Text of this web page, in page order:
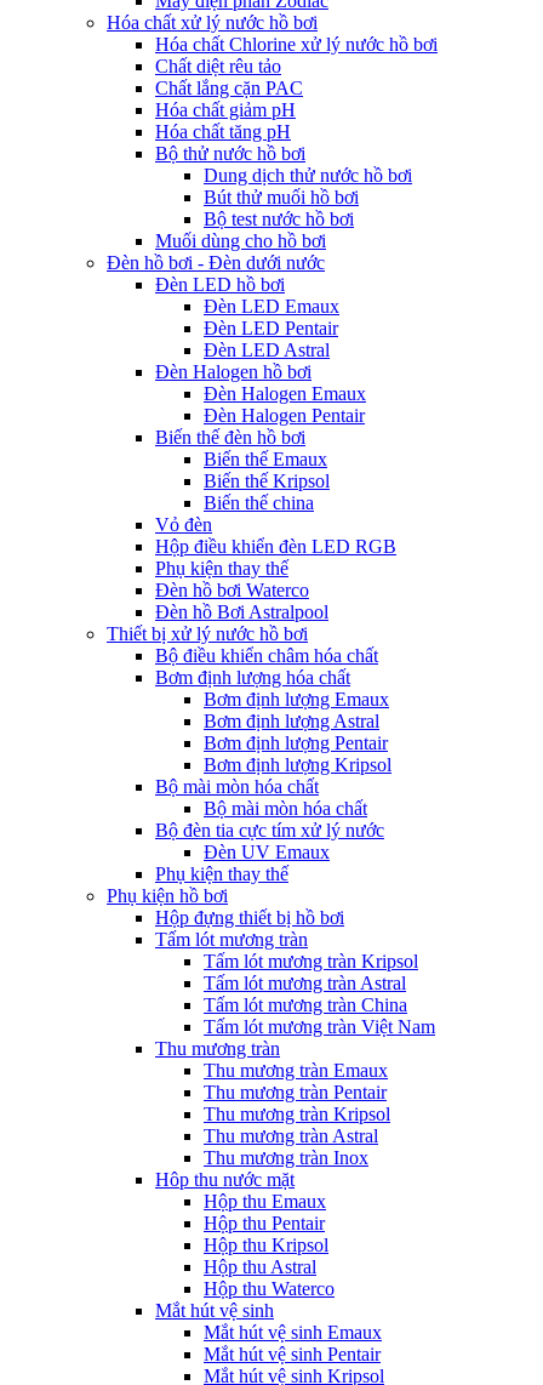
Hóa chất xử lý nước hồ bơi
Hóa chất Chlorine xử lý nước hồ bơi
Chất diệt rêu tảo
Chất lắng cặn PAC
Hóa chất giảm pH
Hóa chất tăng pH
Bộ thử nước hồ bơi
Dung dịch thử nước hồ bơi
Bút thử muối hồ bơi
Bộ test nước hồ bơi
Muối dùng cho hồ bơi
Đèn hồ bơi - Đèn dưới nước
Đèn LED hồ bơi
Đèn LED Emaux
Đèn LED Pentair
Đèn LED Astral
Đèn Halogen hồ bơi
Đèn Halogen Emaux
Đèn Halogen Pentair
Biến thế đèn hồ bơi
Biến thế Emaux
Biến thế Kripsol
Biến thế china
Vỏ đèn
Hộp điều khiển đèn LED RGB
Phụ kiện thay thế
Đèn hồ bơi Waterco
Đèn hồ Bơi Astralpool
Thiết bị xử lý nước hồ bơi
Bộ điều khiển châm hóa chất
Bơm định lượng hóa chất
Bơm định lượng Emaux
Bơm định lượng Astral
Bơm định lượng Pentair
Bơm định lượng Kripsol
Bộ mài mòn hóa chất
Bộ mài mòn hóa chất
Bộ đèn tia cực tím xử lý nước
Đèn UV Emaux
Phụ kiện thay thế
Phụ kiện hồ bơi
Hộp đựng thiết bị hồ bơi
Tấm lót mương tràn
Tấm lót mương tràn Kripsol
Tấm lót mương tràn Astral
Tấm lót mương tràn China
Tấm lót mương tràn Việt Nam
Thu mương tràn
Thu mương tràn Emaux
Thu mương tràn Pentair
Thu mương tràn Kripsol
Thu mương tràn Astral
Thu mương tràn Inox
Hôp thu nước mặt
Hộp thu Emaux
Hộp thu Pentair
Hộp thu Kripsol
Hộp thu Astral
Hộp thu Waterco
Mắt hút vệ sinh
Mắt hút vệ sinh Emaux
Mắt hút vệ sinh Pentair
Mắt hút vệ sinh Kripsol